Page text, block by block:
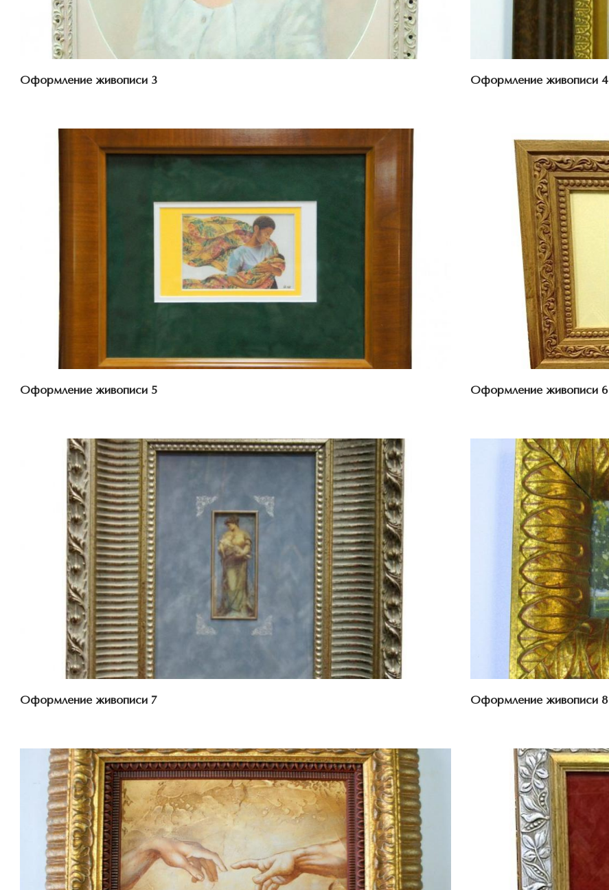
Оформление живописи 3 Оформление живописи 4
Смотреть проект
Оформление живописи 5 Оформление живописи 6
Смотреть проект
Оформление живописи 7 Оформление живописи 8
Смотреть проект